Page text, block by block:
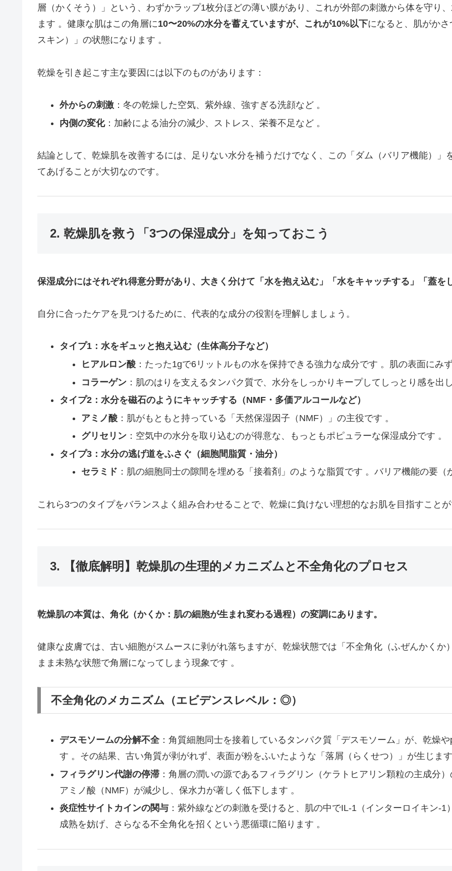
層（かくそう）」という、わずかラップ1枚分ほどの薄い膜があり、これが外部の刺激から体を守り
ます 。健康な肌はこの角層に10〜20%の水分を蓄えていますが、これが10%以下になると、肌がか
スキン）」の状態になります 。
乾燥を引き起こす主な要因には以下のものがあります：
外からの刺激：冬の乾燥した空気、紫外線、強すぎる洗顔など 。
内側の変化：加齢による油分の減少、ストレス、栄養不足など 。
結論として、乾燥肌を改善するには、足りない水分を補うだけでなく、この「ダム（バリア機能）
てあげることが大切なのです。
2. 乾燥肌を救う「3つの保湿成分」を知っておこう
保湿成分にはそれぞれ得意分野があり、大きく分けて「水を抱え込む」「水をキャッチする」「蓋を
自分に合ったケアを見つけるために、代表的な成分の役割を理解しましょう。
タイプ1：水をギュッと抱え込む（生体高分子など）
ヒアルロン酸 ：たった1gで6リットルもの水を保持できる強力な成分です 。肌の表面にみ
コラーゲン ：肌のはりを支えるタンパク質で、水分をしっかりキープしてしっとり感を出
タイプ2：水分を磁石のようにキャッチする（NMF・多価アルコールなど）
アミノ酸 ：肌がもともと持っている「天然保湿因子（NMF）」の主役です 。
グリセリン ：空気中の水分を取り込むのが得意な、もっともポピュラーな保湿成分です 。
タイプ3：水分の逃げ道をふさぐ（細胞間脂質・油分）
セラミド ：肌の細胞同士の隙間を埋める「接着剤」のような脂質です 。バリア機能の要（
これら3つのタイプをバランスよく組み合わせることで、乾燥に負けない理想的なお肌を目指すこと
3. 【徹底解明】乾燥肌の生理的メカニズムと不全角化のプロセス
乾燥肌の本質は、角化（かくか：肌の細胞が生まれ変わる過程）の変調にあります。
健康な皮膚では、古い細胞がスムースに剥がれ落ちますが、乾燥状態では「不全角化（ふぜんかく
まま未熟な状態で角層になってしまう現象です 。
不全角化のメカニズム（エビデンスレベル：◎）
デスモソームの分解不全：角質細胞同士を接着しているタンパク質「デスモソーム」が、乾燥
す 。その結果、古い角質が剥がれず、表面が粉をふいたような「落屑（らくせつ）」が生じま
フィラグリン代謝の停滞：角層の潤いの源であるフィラグリン（ケラトヒアリン顆粒の主成分
アミノ酸（NMF）が減少し、保水力が著しく低下します 。
炎症性サイトカインの関与：紫外線などの刺激を受けると、肌の中でIL-1（インターロイキン-
成熟を妨げ、さらなる不全角化を招くという悪循環に陥ります 。